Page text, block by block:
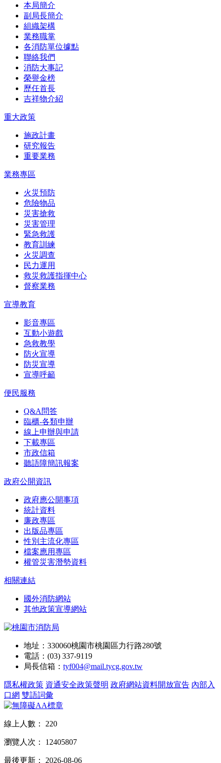
本局簡介
副局長簡介
組織架構
業務職掌
各消防單位據點
聯絡我們
消防大事記
榮譽金榜
歷任首長
吉祥物介紹
重大政策
施政計畫
研究報告
重要業務
業務專區
火災預防
危險物品
災害搶救
災害管理
緊急救護
教育訓練
火災調查
民力運用
救災救護指揮中心
督察業務
宣導教育
影音專區
互動小遊戲
急救教學
防火宣導
防災宣導
宣導呼籲
便民服務
Q&A問答
臨櫃-各類申辦
線上申辦與申請
下載專區
市政信箱
聽語障簡訊報案
政府公開資訊
政府應公開事項
統計資料
廉政專區
出版品專區
性別主流化專區
檔案應用專區
權管災害潛勢資料
相關連結
國外消防網站
其他政策宣導網站
地址：330060桃園市桃園區力行路280號
電話：(03) 337-9119
局長信箱： tyf004@mail.tycg.gov.tw
隱私權政策 資通安全政策聲明 政府網站資料開放宣告 內部入
口網 雙語詞彙
線上人數： 220
瀏覽人次： 12405807
最後更新： 2026-08-06